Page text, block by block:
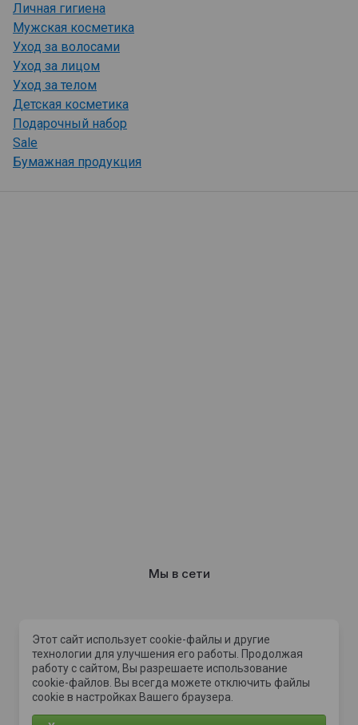
Личная гигиена
Мужская косметика
Уход за волосами
Уход за лицом
Уход за телом
Детская косметика
Подарочный набор
Sale
Бумажная продукция
Мы в сети
Способы оплат
Этот сайт использует cookie-файлы и другие
технологии для улучшения его работы. Продолжая
работу с сайтом, Вы разрешаете использование
cookie-файлов. Вы всегда можете отключить файлы
cookie в настройках Вашего браузера.